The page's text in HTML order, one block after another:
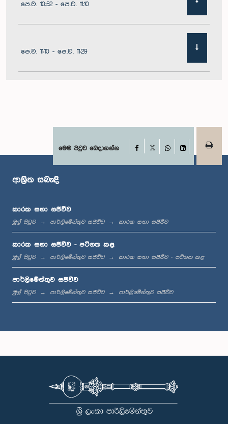
පෙ.ව. 10:52 - පෙ.ව. 11:10
පෙ.ව. 11:10 - පෙ.ව. 11:29
පෙ.ව. 11:41 - පෙ.ව. 11:51
ප.ව. 12:11 - ප.ව. 12:24
ප.ව. 12:24 - ප.ව. 12:34
ප.ව. 1:07 - ප.ව. 1:18
මෙම පිටුව බෙදාගන්න Facebook
WhatsApp
LinkedIn
ආශ්‍රිත සබැඳි
කාරක සභා සජීවීව
මුල් පිටුව පාර්ලිමේන්තුව සජීවීව කාරක සභා සජීවීව
කාරක සභා සජීවීව - පටිගත කළ
මුල් පිටුව පාර්ලිමේන්තුව සජීවීව කාරක සභා සජීවීව - පටිගත කළ
පාර්ලිමේන්තුව සජීවීව
මුල් පිටුව පාර්ලිමේන්තුව සජීවීව පාර්ලිමේන්තුව සජීවීව